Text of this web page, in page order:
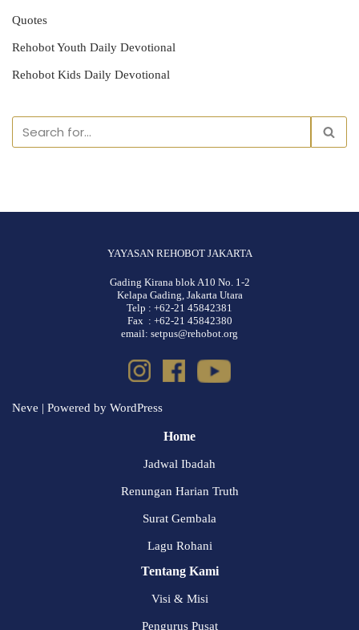
Quotes
Rehobot Youth Daily Devotional
Rehobot Kids Daily Devotional
YAYASAN REHOBOT JAKARTA
Gading Kirana blok A10 No. 1-2
Kelapa Gading, Jakarta Utara
Telp : +62-21 45842381
Fax : +62-21 45842380
email: setpus@rehobot.org
Neve | Powered by WordPress
Home
Jadwal Ibadah
Renungan Harian Truth
Surat Gembala
Lagu Rohani
Tentang Kami
Visi & Misi
Pengurus Pusat